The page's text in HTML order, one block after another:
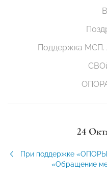
Поддержка МСП.
24
При поддержке
«Обращение